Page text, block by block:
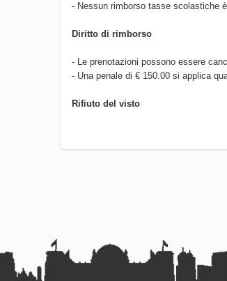
- Nessun rimborso tasse scolastiche
Diritto di rimborso
- Le prenotazioni possono essere
- Una penale di € 150.00 si applica
Rifiuto del visto